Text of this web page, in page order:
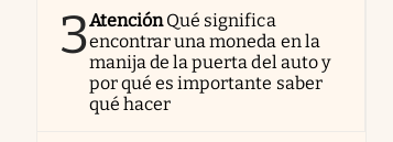
3AtenciónQué significa
encontrar una moneda en la
manija de la puerta del auto y
por qué es importante saber
qué hacer